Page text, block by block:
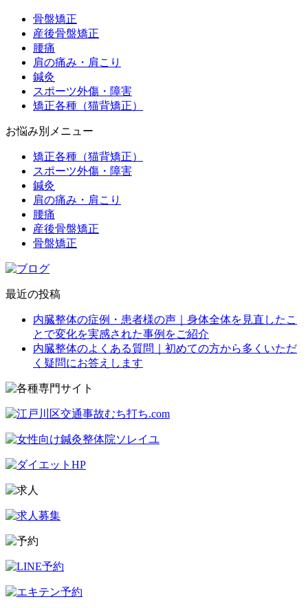
骨盤矯正
産後骨盤矯正
腰痛
肩の痛み・肩こり
鍼灸
スポーツ外傷・障害
矯正各種（猫背矯正）
お悩み別メニュー
矯正各種（猫背矯正）
スポーツ外傷・障害
鍼灸
肩の痛み・肩こり
腰痛
産後骨盤矯正
骨盤矯正
最近の投稿
内臓整体の症例・患者様の声｜身体全体を見直したこ
とで変化を実感された事例をご紹介
内臓整体のよくある質問｜初めての方から多くいただ
く疑問にお答えします